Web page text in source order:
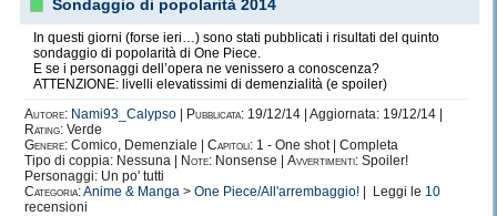
Sondaggio di popolarità 2014
In questi giorni (forse ieri…) sono stati pubblicati i risultati del quinto
sondaggio di popolarità di One Piece.
E se i personaggi dell’opera ne venissero a conoscenza?
ATTENZIONE: livelli elevatissimi di demenzialità (e spoiler)
Autore: Nami93_Calypso Pubblicata: 19/12/14 | Aggiornata: 19/12/14 |
Rating: Verde
Genere: Comico, Demenziale | Capitoli: 1 - One shot | Completa
Tipo di coppia: Nessuna |
Note: Nonsense | Avvertimenti: Spoiler!
Personaggi: Un po' tutti
Categoria:Anime & Manga > One Piece/All'arrembaggio! | Leggi le 10
recensioni